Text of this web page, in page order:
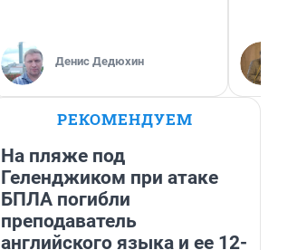
Денис Дедюхин
РЕКОМЕНДУЕМ
На пляже под
Геленджиком при атаке
БПЛА погибли
преподаватель
английского языка и ее 12-